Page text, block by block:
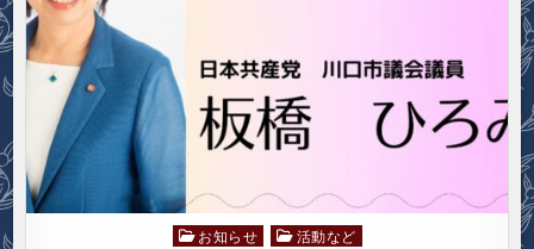
地
方
選
に
向
け
て
い
Posted
お知らせ 活動など